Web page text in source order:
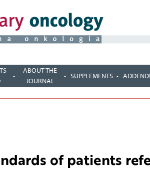
ABOUT THE
JOURNAL
SUPPLEMENTS
of patients